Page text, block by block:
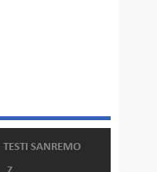
TESTI SANREMO